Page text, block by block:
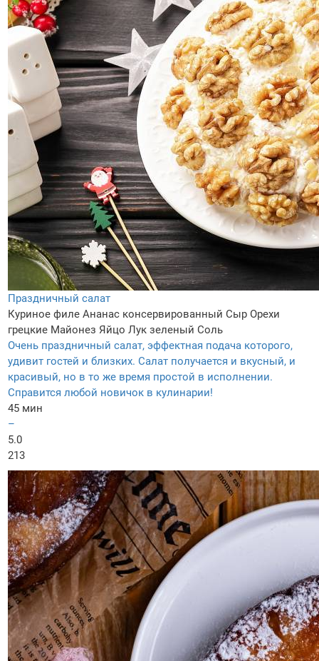
Праздничный салат
Куриное филе Ананас консервированный Сыр Орехи
грецкие Майонез Яйцо Лук зеленый Соль
Очень праздничный салат, эффектная подача которого,
удивит гостей и близких. Салат получается и вкусный, и
красивый, но в то же время простой в исполнении.
Справится любой новичок в кулинарии!
45 мин
–
5.0
213